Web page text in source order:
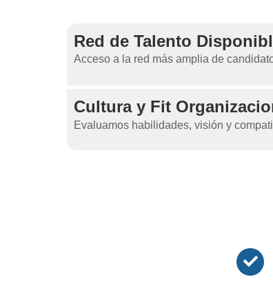
Red de Talento
Acceso a la red más amplia de
Cultura y Fit
Evaluamos habilidades, visión y